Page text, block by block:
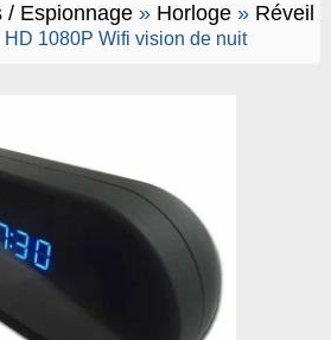
/ Espionnage» Horloge» Réveil
1080P Wifi vision de nuit